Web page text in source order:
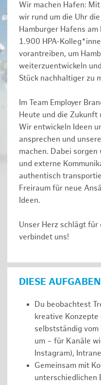
Wir machen Hafen:
wir rund um die Uhr
Hamburger Hafens
1.900 HPA-
vorantreiben, um
weiterzuentwickeln
Stück nachhaltiger zu
Im Team Employer
Heute und die Zukunft
Wir entwickeln Ideen
ansprechen und
machen. Dabei
und externe
authentisch
Freiraum für neue
Ideen.
Unser Herz schlägt für
verbindet uns!
DIESE
Du beobachtest
kreative
selbstständig
um – für Kanäle
Instagram),
Gemeinsam mit
unterschiedlichen